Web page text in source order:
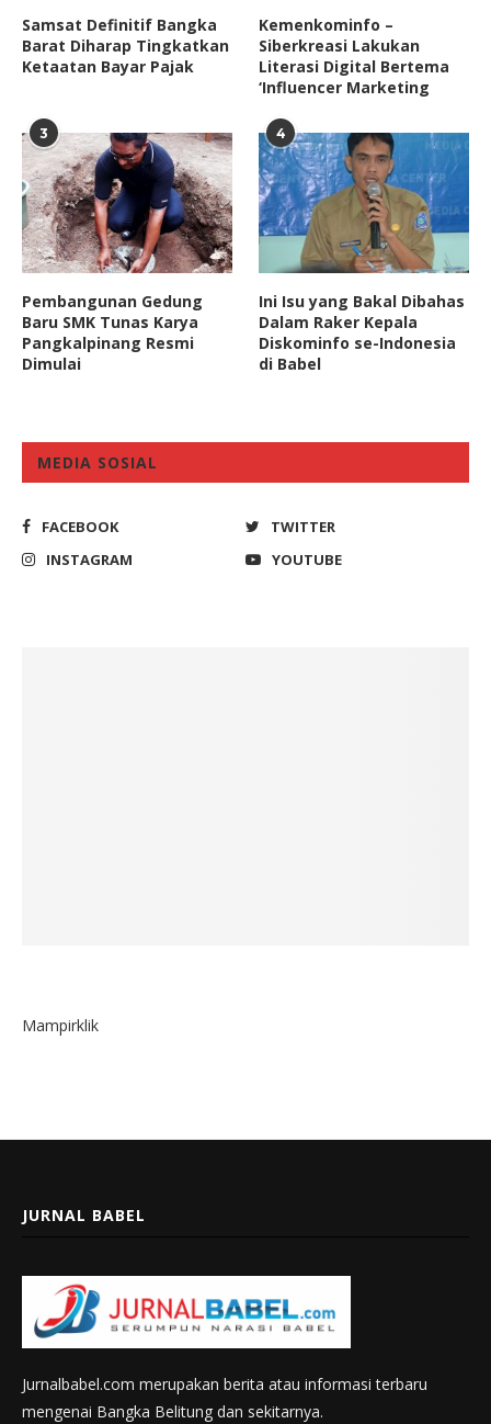
Samsat Definitif Bangka
Barat Diharap Tingkatkan
Ketaatan Bayar Pajak
Kemenkominfo –
Siberkreasi Lakukan
Literasi Digital Bertema
‘Influencer Marketing
3
Pembangunan Gedung
Baru SMK Tunas Karya
Pangkalpinang Resmi
Dimulai
4
Ini Isu yang Bakal Dibahas
Dalam Raker Kepala
Diskominfo se-Indonesia
di Babel
MEDIA SOSIAL
FACEBOOK
TWITTER
INSTAGRAM
YOUTUBE
Mampirklik
JURNAL BABEL
Jurnalbabel.com merupakan berita atau informasi terbaru
mengenai Bangka Belitung dan sekitarnya.